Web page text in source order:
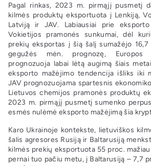
Pagal rinkas, 2023 m. pirmąjį pusmetį
kilmės produktų eksportuota į Lenkiją,
Latviją ir JAV. Labiausiai prie
Vokietijos pramonės sunkumai, dėl
prekių eksportas į šią šalį sumažėjo
gegužės mėn. prognozę, Europos
prognozuoja labai lėtą augimą šiais
eksporto mažėjimo tendencija išliks iki
JAV prognozuojama spartesnis
Lietuvos chemijos pramonės produktų
2023 m. pirmąjį pusmetį sumenko
esmės nulėmė eksporto mažėjimą šia
Karo Ukrainoje kontekste, lietuviškos
šalis agresores Rusiją ir Baltarusiją
kilmės prekių eksportuota 55 proc.
pernai tuo pačiu metu, į Baltarusiją – 7,7